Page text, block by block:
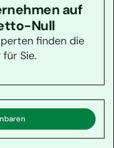
auf
Null
finden die
Sie.